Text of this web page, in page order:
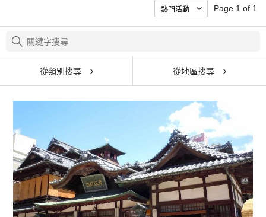
Page 1 of 1
從類別搜尋 從地區搜尋